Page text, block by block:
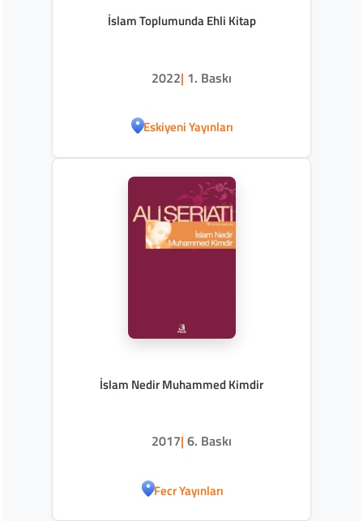
İslam Toplumunda Ehli Kitap
2022| 1. Baskı
Eskiyeni Yayınları
İslam Nedir Muhammed Kimdir
2017| 6. Baskı
Fecr Yayınları